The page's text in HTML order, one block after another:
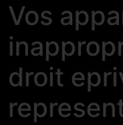
Vos
droit